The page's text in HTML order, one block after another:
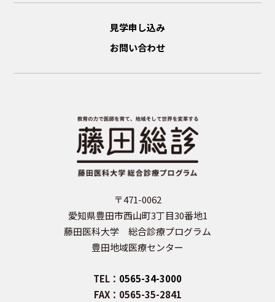
見学申し込み
お問い合わせ
〒471-0062
愛知県豊田市西山町3丁目30番地1
藤田医科大学 総合診療プログラム
豊田地域医療センター
TEL： 0565-34-3000
FAX：0565-35-2841